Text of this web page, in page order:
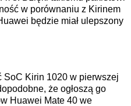
w porównaniu z Kirinem
będzie miał ulepszony
SoC Kirin 1020 w pierwszej
że ogłoszą go
Huawei Mate 40 we